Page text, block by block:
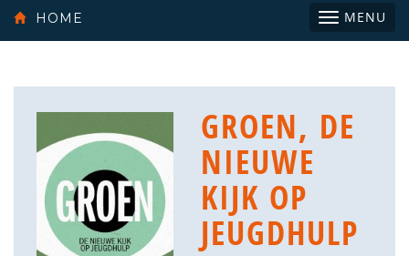
MENU
Toggle
HOME
GROEN, DE
NIEUWE
KIJK OP
JEUGDHULP